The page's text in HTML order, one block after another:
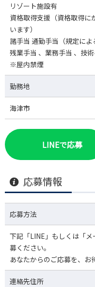
リゾート施設有
資格取得支援（資格取得に
います）
諸手当 通勤手当（規定によ
残業手当 、業務手当 、技
※屋内禁煙
勤務地
海津市
LINEで応募
応募情報
応募方法
下記「LINE」もしくは「
募ください。
あなたからのご応募を、お
連絡先住所